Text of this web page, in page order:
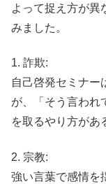
よって捉え方が異
みました。
1. 詐欺:
自己啓発セミナー
が、「そう言われ
を取るやり方があ
2. 宗教:
強い言葉で感情を